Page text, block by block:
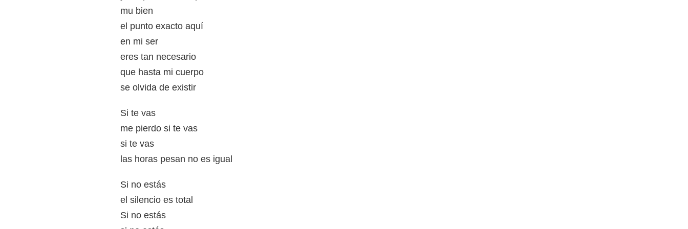
mu bien
el punto exacto aquí
en mi ser
eres tan necesario
que hasta mi cuerpo
se olvida de existir
Si te vas
me pierdo si te vas
si te vas
las horas pesan no es igual
Si no estás
el silencio es total
Si no estás